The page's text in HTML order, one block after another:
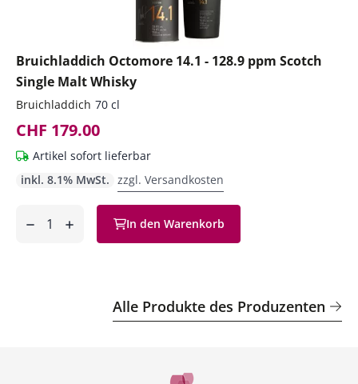
Bruichladdich Octomore 14.1 - 128.9 ppm Scotch
Single Malt Whisky
Bruichladdich 70 cl
CHF 179.00
Artikel sofort lieferbar
inkl. 8.1% MwSt. zzgl. Versandkosten
hinzufügen
In den Warenkorb
Alle Produkte des Produzenten